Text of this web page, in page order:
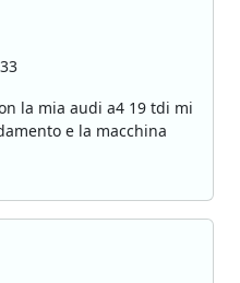
la mia audi a4 19 tdi mi
e la macchina